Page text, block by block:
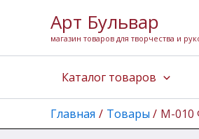
содержимому
Арт Бульвар
магазин товаров для творчества и
Каталог товаров
Главная Товары М-010
товара
М-010
Фигурки
магнитах